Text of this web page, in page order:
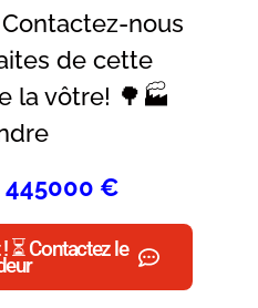
nous
de cette
la vôtre! 🌳🏭
445000 €
⏳ Contactez le